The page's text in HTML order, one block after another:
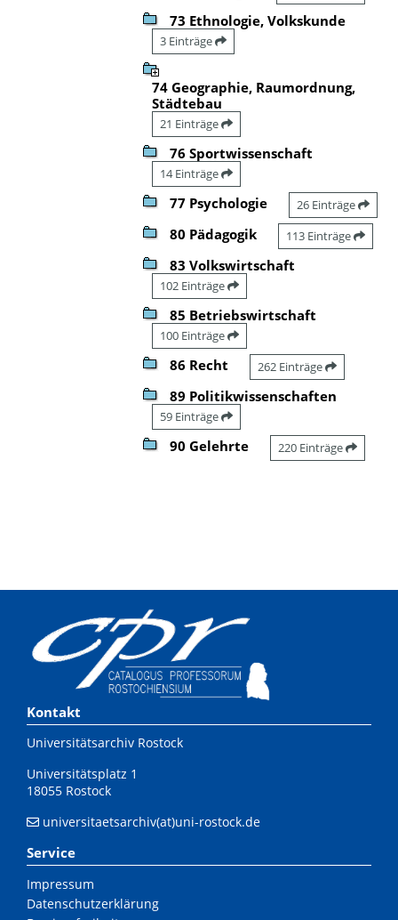
73 Ethnologie, Volkskunde
3 Einträge
74 Geographie, Raumordnung,
Städtebau
21 Einträge
76 Sportwissenschaft
14 Einträge
77 Psychologie 26 Einträge
80 Pädagogik 113 Einträge
83 Volkswirtschaft
102 Einträge
85 Betriebswirtschaft
100 Einträge
86 Recht 262 Einträge
89 Politikwissenschaften
59 Einträge
90 Gelehrte 220 Einträge
Kontakt
Universitätsarchiv Rostock
Universitätsplatz 1
18055 Rostock
universitaetsarchiv(at)uni-rostock.de
Service
Impressum
Datenschutzerklärung